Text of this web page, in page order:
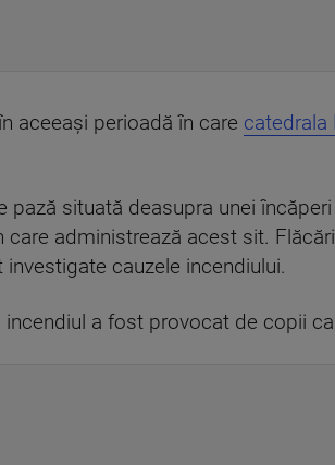
aceeaşi perioadă în care catedrala
pază situată deasupra unei
administrează acest sit.
cauzele incendiului.
a fost provocat de copii